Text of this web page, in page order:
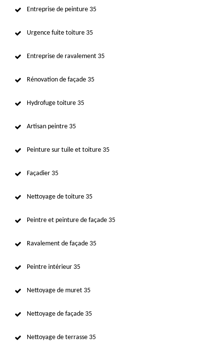
Entreprise de peinture 35
Urgence fuite toiture 35
Entreprise de ravalement 35
Rénovation de façade 35
Hydrofuge toiture 35
Artisan peintre 35
Peinture sur tuile et toiture 35
Façadier 35
Nettoyage de toiture 35
Peintre et peinture de façade 35
Ravalement de façade 35
Peintre intérieur 35
Nettoyage de muret 35
Nettoyage de façade 35
Nettoyage de terrasse 35